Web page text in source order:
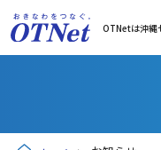
OTNetは沖縄